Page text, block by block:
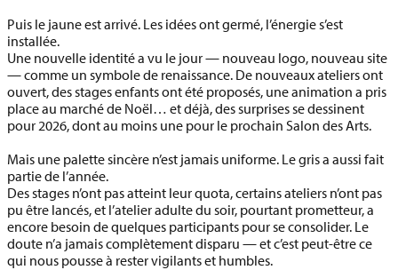
Puis le jaune est arrivé. Les idées ont germé, l’énergie s’est
installée.
Une nouvelle identité a vu le jour — nouveau logo, nouveau site
— comme un symbole de renaissance. De nouveaux ateliers ont
ouvert, des stages enfants ont été proposés, une animation a pris
place au marché de Noël… et déjà, des surprises se dessinent
pour 2026, dont au moins une pour le prochain Salon des Arts.
Mais une palette sincère n’est jamais uniforme. Le gris a aussi fait
partie de l’année.
Des stages n’ont pas atteint leur quota, certains ateliers n’ont pas
pu être lancés, et l’atelier adulte du soir, pourtant prometteur, a
encore besoin de quelques participants pour se consolider. Le
doute n’a jamais complètement disparu — et c’est peut-être ce
qui nous pousse à rester vigilants et humbles.